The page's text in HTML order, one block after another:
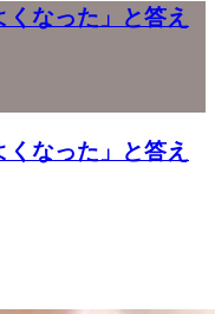
なった」と答え
なった」と答え